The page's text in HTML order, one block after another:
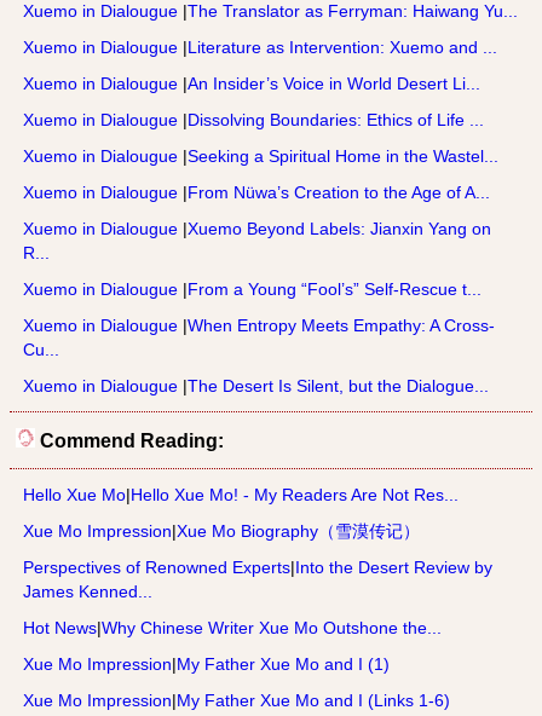
Xuemo in Dialougue |The Translator as Ferryman: Haiwang Yu...
Xuemo in Dialougue |Literature as Intervention: Xuemo and ...
Xuemo in Dialougue |An Insider’s Voice in World Desert Li...
Xuemo in Dialougue |Dissolving Boundaries: Ethics of Life ...
Xuemo in Dialougue |Seeking a Spiritual Home in the Wastel...
Xuemo in Dialougue |From Nüwa’s Creation to the Age of A...
Xuemo in Dialougue |Xuemo Beyond Labels: Jianxin Yang on
R...
Xuemo in Dialougue |From a Young “Fool’s” Self-Rescue t...
Xuemo in Dialougue |When Entropy Meets Empathy: A Cross-
Cu...
Xuemo in Dialougue |The Desert Is Silent, but the Dialogue...
Commend Reading:
Hello Xue Mo|Hello Xue Mo! - My Readers Are Not Res...
Xue Mo Impression|Xue Mo Biography（雪漠传记）
Perspectives of Renowned Experts|Into the Desert Review by
James Kenned...
Hot News|Why Chinese Writer Xue Mo Outshone the...
Xue Mo Impression|My Father Xue Mo and I (1)
Xue Mo Impression|My Father Xue Mo and I (Links 1-6)